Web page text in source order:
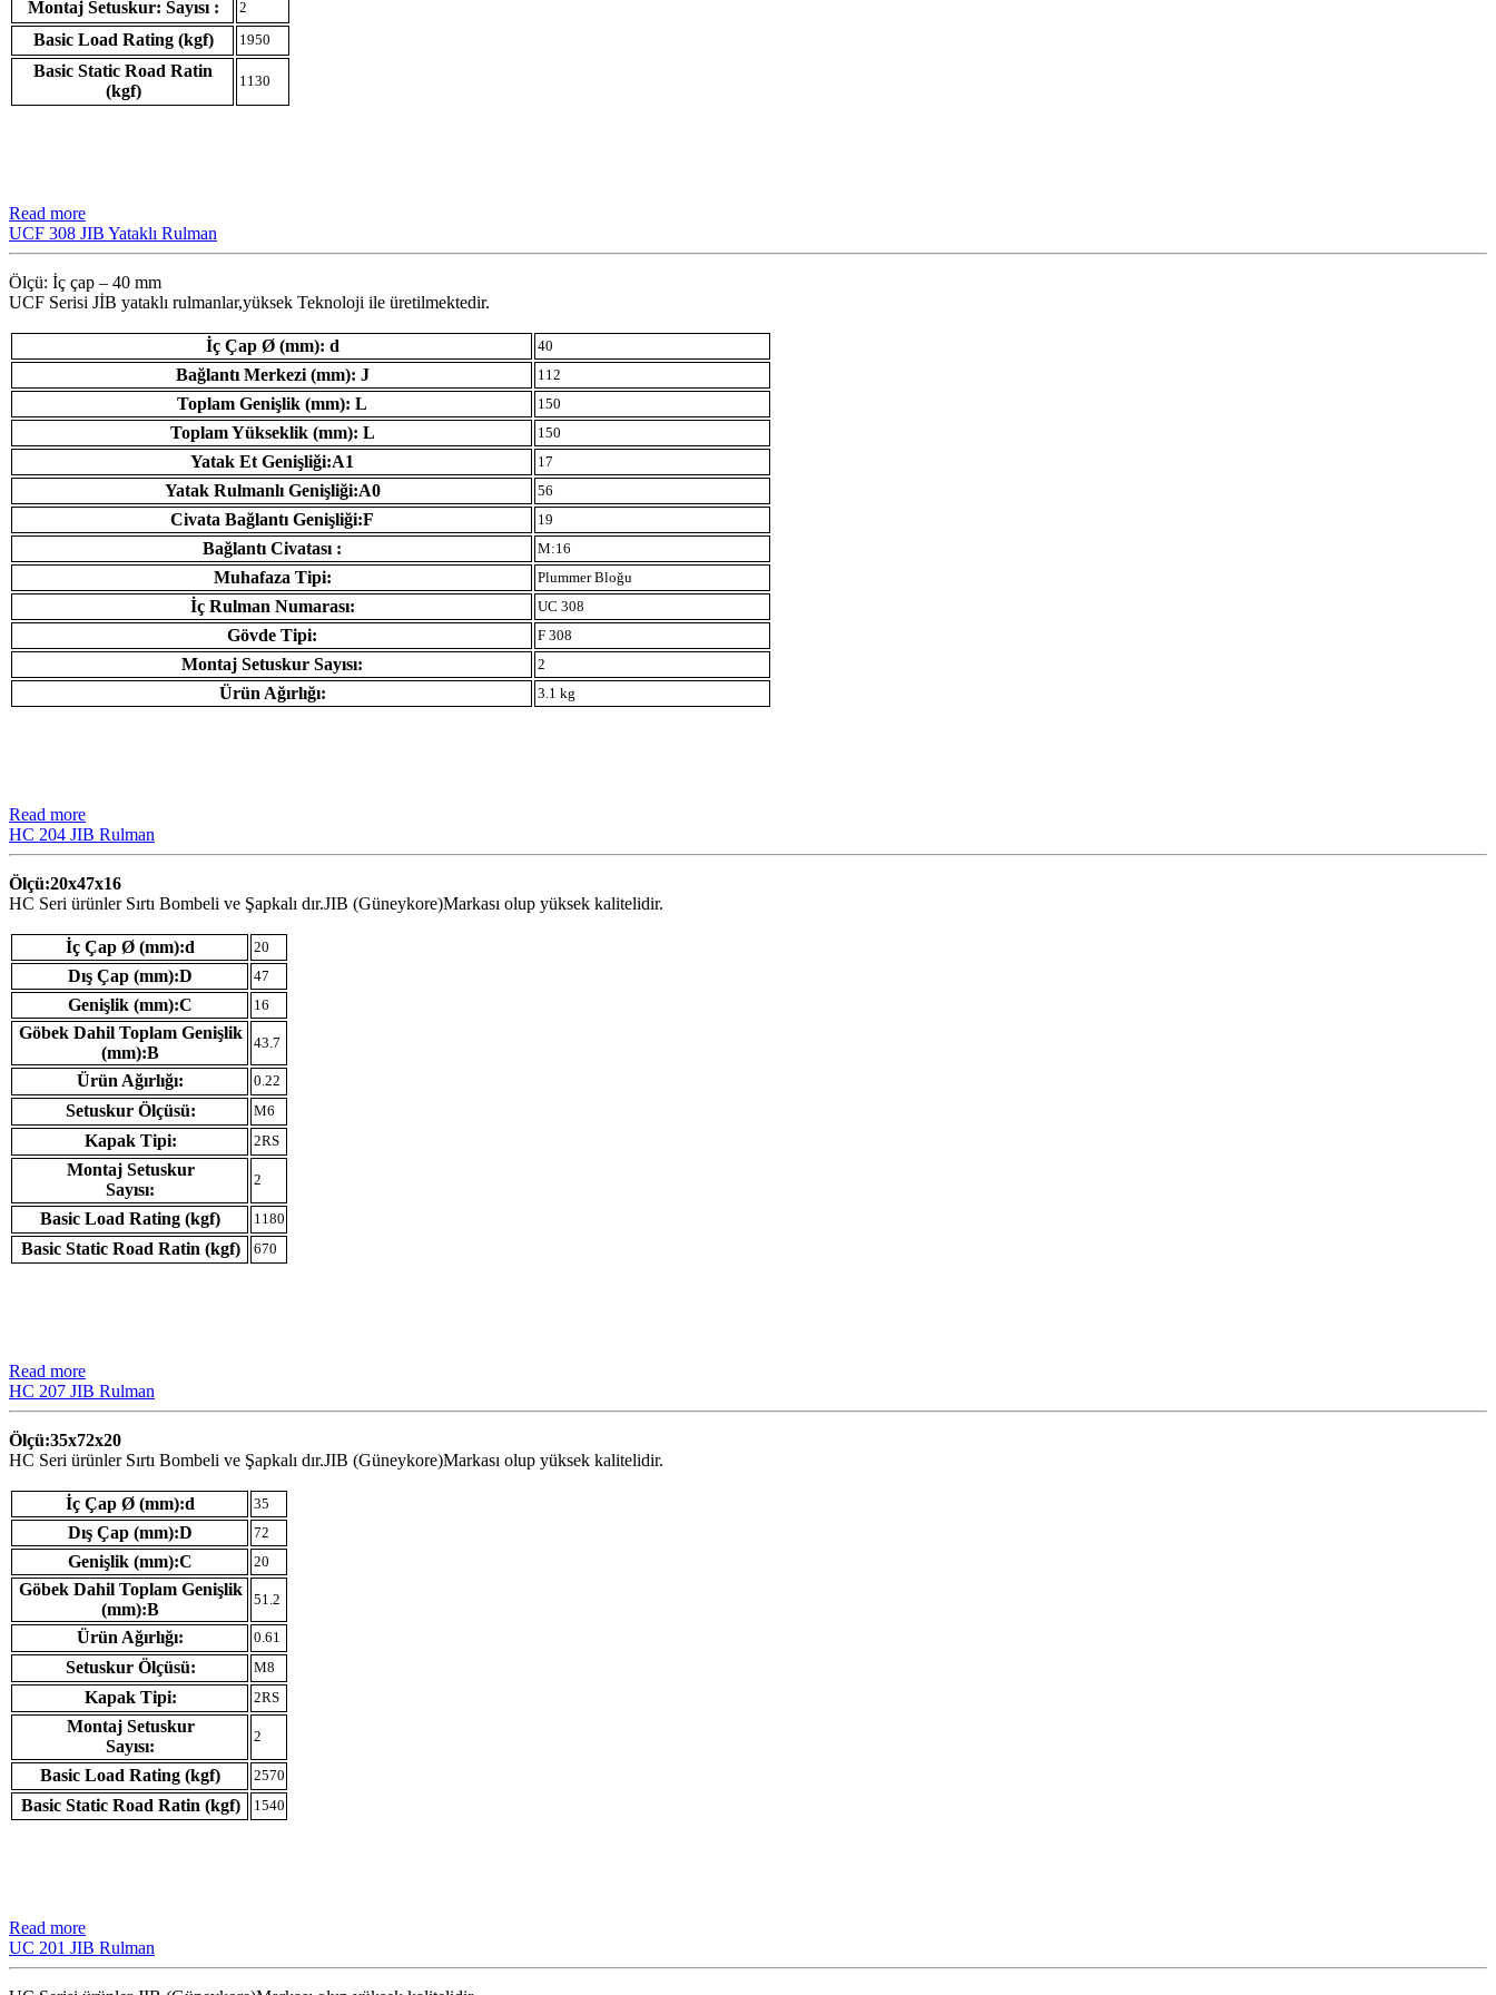
Montaj Setuskur: Sayısı : 2
Basic Load Rating (kgf) 1950
Basic Static Road Ratin
(kgf)
1130
Read more
UCF 308 JIB Yataklı Rulman
Ölçü: İç çap – 40 mm
UCF Serisi JİB ​​yataklı rulmanlar,yüksek Teknoloji ile üretilmektedir.
İç Çap Ø (mm): d 40
Bağlantı Merkezi (mm): J 112
Toplam Genişlik (mm): L 150
Toplam Yükseklik (mm): L 150
Yatak Et Genişliği:A1 17
Yatak Rulmanlı Genişliği:A0 56
Civata Bağlantı Genişliği:F 19
Bağlantı Civatası : M:16
Muhafaza Tipi: Plummer Bloğu
İç Rulman Numarası: UC 308
Gövde Tipi: F 308
Montaj Setuskur Sayısı: 2
Ürün Ağırlığı: 3.1 kg
Read more
HC 204 JIB Rulman
Ölçü:20x47x16
HC Seri ürünler Sırtı Bombeli ve Şapkalı dır.JIB (Güneykore)Markası olup yüksek kalitelidir.
İç Çap Ø (mm):d 20
Dış Çap (mm):D 47
Genişlik (mm):C 16
Göbek Dahil Toplam Genişlik
(mm):B
43.7
Ürün Ağırlığı: 0.22
Setuskur Ölçüsü: M6
Kapak Tipi: 2RS
Montaj Setuskur
Sayısı:
2
Basic Load Rating (kgf) 1180
Basic Static Road Ratin (kgf) 670
Read more
HC 207 JIB Rulman
Ölçü:35x72x20
HC Seri ürünler Sırtı Bombeli ve Şapkalı dır.JIB (Güneykore)Markası olup yüksek kalitelidir.
İç Çap Ø (mm):d 35
Dış Çap (mm):D 72
Genişlik (mm):C 20
Göbek Dahil Toplam Genişlik
(mm):B
51.2
Ürün Ağırlığı: 0.61
Setuskur Ölçüsü: M8
Kapak Tipi: 2RS
Montaj Setuskur
Sayısı:
2
Basic Load Rating (kgf) 2570
Basic Static Road Ratin (kgf) 1540
Read more
UC 201 JIB Rulman